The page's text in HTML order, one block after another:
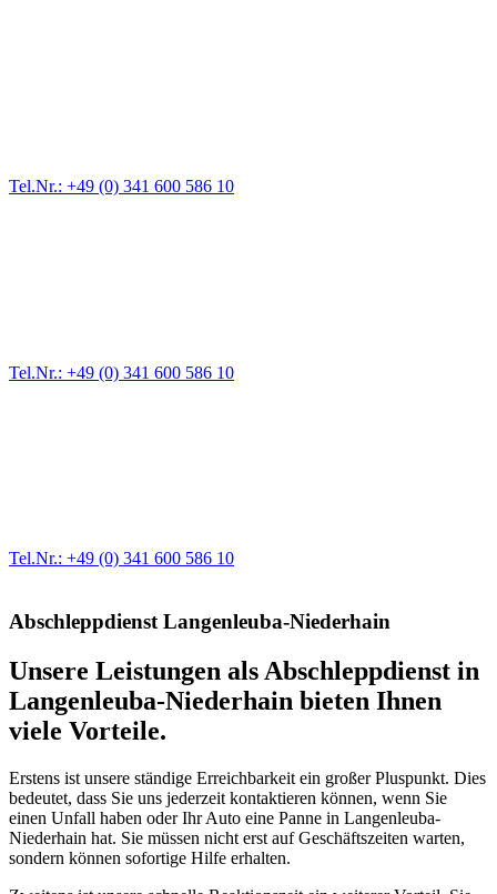
Tel.Nr.: +49 (0) 341 600 586 10
Tel.Nr.: +49 (0) 341 600 586 10
Tel.Nr.: +49 (0) 341 600 586 10
Abschleppdienst Langenleuba-Niederhain
Unsere Leistungen als Abschleppdienst in
Langenleuba-Niederhain bieten Ihnen
viele Vorteile.
Erstens ist unsere ständige Erreichbarkeit ein großer Pluspunkt. Dies
bedeutet, dass Sie uns jederzeit kontaktieren können, wenn Sie
einen Unfall haben oder Ihr Auto eine Panne in Langenleuba-
Niederhain hat. Sie müssen nicht erst auf Geschäftszeiten warten,
sondern können sofortige Hilfe erhalten.